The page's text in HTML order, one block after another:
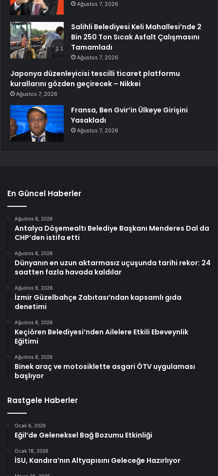
Ağustos 7, 2026
Salihli Belediyesi Keli Mahallesi’nde 2
Bin 250 Ton Sıcak Asfalt Çalışmasını
Tamamladı
Ağustos 7, 2026
Japonya düzenleyicisi tescilli ticaret platformu
kurallarını gözden geçirecek – Nikkei
Ağustos 7, 2026
Fransa, Ben Gvir’in Ülkeye Girişini
Yasakladı
Ağustos 7, 2026
En Güncel Haberler
Ağustos 8, 2026
Antalya Döşemealtı Belediye Başkanı Menderes Dal da
CHP’den istifa etti
Ağustos 8, 2026
Dünyanın en uzun aktarmasız uçuşunda tarihi rekor: 24
saatten fazla havada kaldılar
Ağustos 8, 2026
İzmir Güzelbahçe Zabıtası’ndan kapsamlı gıda
denetimi
Ağustos 8, 2026
Keçiören Belediyesi’nden Ailelere Etkili Ebeveynlik
Eğitimi
Ağustos 8, 2026
Binek araç ve motosiklette asgari ÖTV uygulaması
başlıyor
Rastgele Haberler
Ocak 6, 2026
Eğil’de Geleneksel Bağ Bozumu Etkinliği
Ocak 18, 2026
İSU, Kandıra’nın Altyapısını Geleceğe Hazırlıyor